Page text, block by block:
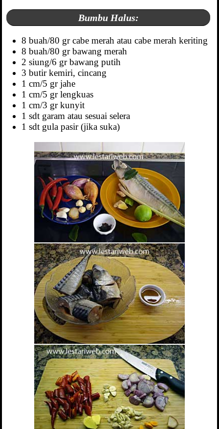
Bumbu Halus:
8 buah/80 gr cabe merah atau cabe merah keriting
8 buah/80 gr bawang merah
2 siung/6 gr bawang putih
3 butir kemiri, cincang
1 cm/5 gr jahe
1 cm/5 gr lengkuas
1 cm/3 gr kunyit
1 sdt garam atau sesuai selera
1 sdt gula pasir (jika suka)